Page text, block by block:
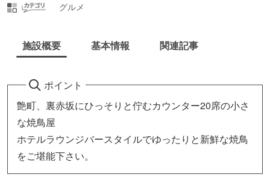
グルメ
施設概要 基本情報 関連記事
ポイント
艶町、裏赤坂にひっそりと佇むカウンター20席の小さ
な焼鳥屋
ホテルラウンジバースタイルでゆったりと新鮮な焼鳥
をご堪能下さい。